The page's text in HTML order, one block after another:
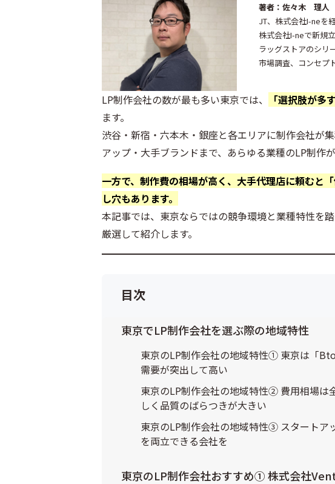
著者：佐々木 理人
JT、株式会社I-neを
株式会社I-neで新規
ラッグストアのシリ
市場調査、コンセプ
LP制作会社の数が最も多い東京では、 「選択肢が多
ます。
渋谷・新宿・六本木・銀座と各エリアに制作会社が
アップ・大手ブランドまで、あらゆる業種のLP制作
一方で、制作費の相場が高く、大手代理店に頼むと
し穴もあります。
本記事では、東京ならではの競争環境と業種特性を
厳選して紹介します。
目次
東京でLP制作会社を選ぶ際の地域特性
東京のLP制作会社の地域特性① 東京は「
需要が突出して高い
東京のLP制作会社の地域特性② 費用相場は
しく品質のばらつきが大きい
東京のLP制作会社の地域特性③ スタートア
を両立できる会社を
東京のLP制作会社おすすめ① 株式会社